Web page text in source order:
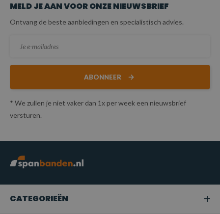
MELD JE AAN VOOR ONZE NIEUWSBRIEF
Ontvang de beste aanbiedingen en specialistisch advies.
ABONNEER
* We zullen je niet vaker dan 1x per week een nieuwsbrief
versturen.
CATEGORIEËN